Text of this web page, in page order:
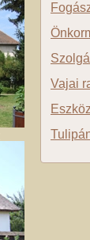
Vajai